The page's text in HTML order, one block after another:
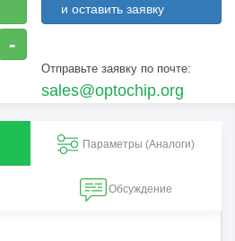
-
и оставить заявку
Отправьте заявку по почте:
sales@optochip.org
Параметры (Aналоги)
Обсуждение